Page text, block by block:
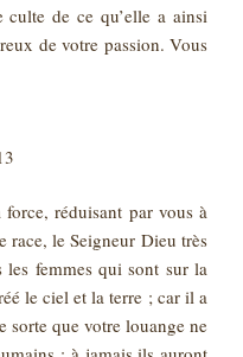
de ce qu’elle a ainsi
de votre passion. Vous
réduisant par vous à
race, le Seigneur Dieu très
femmes qui sont sur la
le ciel et la terre ; car il a
sorte que votre louange ne